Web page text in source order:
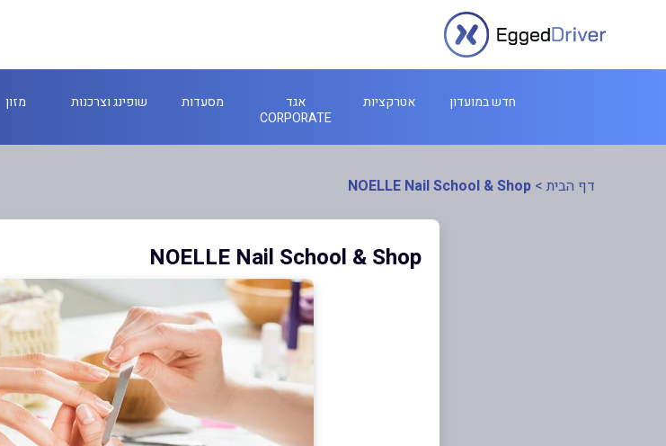
חדש במועדון אטרקציות
אגד
CORPORATE
מסעדות שופינג וצרכנות מזון
דף הבית >
NOELLE Nail School & Shop
NOELLE Nail School & Shop